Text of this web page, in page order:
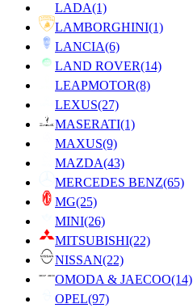
LADA(1)
LAMBORGHINI(1)
LANCIA(6)
LAND ROVER(14)
LEAPMOTOR(8)
LEXUS(27)
MASERATI(1)
MAXUS(9)
MAZDA(43)
MERCEDES BENZ(65)
MG(25)
MINI(26)
MITSUBISHI(22)
NISSAN(22)
OMODA & JAECOO(14)
OPEL(97)